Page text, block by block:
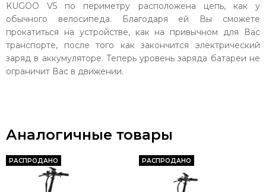
KUGOO V5 по периметру расположена цепь, как у
обычного велосипеда. Благодаря ей Вы сможете
прокатиться на устройстве, как на привычном для Вас
транспорте, после того как закончится электрический
заряд в аккумуляторе. Теперь уровень заряда батареи не
ограничит Вас в движении.
Аналогичные товары
РАСПРОДАНО РАСПРОДАНО